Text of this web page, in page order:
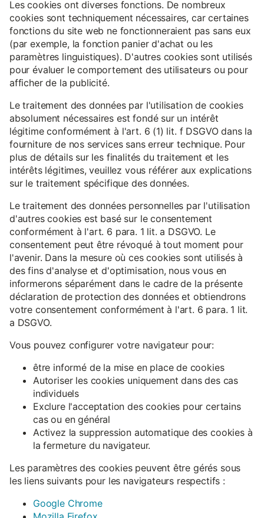
Les cookies ont diverses fonctions. De nombreux
cookies sont techniquement nécessaires, car certaines
fonctions du site web ne fonctionneraient pas sans eux
(par exemple, la fonction panier d'achat ou les
paramètres linguistiques). D'autres cookies sont utilisés
pour évaluer le comportement des utilisateurs ou pour
afficher de la publicité.
Le traitement des données par l'utilisation de cookies
absolument nécessaires est fondé sur un intérêt
légitime conformément à l'art. 6 (1) lit. f DSGVO dans la
fourniture de nos services sans erreur technique. Pour
plus de détails sur les finalités du traitement et les
intérêts légitimes, veuillez vous référer aux explications
sur le traitement spécifique des données.
Le traitement des données personnelles par l'utilisation
d'autres cookies est basé sur le consentement
conformément à l'art. 6 para. 1 lit. a DSGVO. Le
consentement peut être révoqué à tout moment pour
l'avenir. Dans la mesure où ces cookies sont utilisés à
des fins d'analyse et d'optimisation, nous vous en
informerons séparément dans le cadre de la présente
déclaration de protection des données et obtiendrons
votre consentement conformément à l'art. 6 para. 1 lit.
a DSGVO.
Vous pouvez configurer votre navigateur pour:
être informé de la mise en place de cookies
Autoriser les cookies uniquement dans des cas
individuels
Exclure l'acceptation des cookies pour certains
cas ou en général
Activez la suppression automatique des cookies à
la fermeture du navigateur.
Les paramètres des cookies peuvent être gérés sous
les liens suivants pour les navigateurs respectifs :
Google Chrome